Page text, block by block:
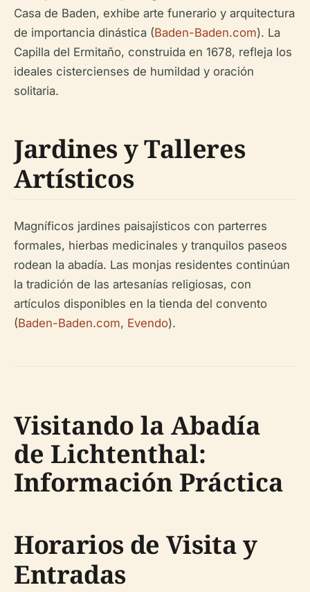
Casa de Baden, exhibe arte funerario y arquitectura
de importancia dinástica (Baden-Baden.com). La
Capilla del Ermitaño, construida en 1678, refleja los
ideales cistercienses de humildad y oración
solitaria.
Jardines y Talleres
Artísticos
Magníficos jardines paisajísticos con parterres
formales, hierbas medicinales y tranquilos paseos
rodean la abadía. Las monjas residentes continúan
la tradición de las artesanías religiosas, con
artículos disponibles en la tienda del convento
(Baden-Baden.com, Evendo).
Visitando la Abadía
de Lichtenthal:
Información Práctica
Horarios de Visita y
Entradas